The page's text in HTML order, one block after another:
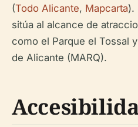
(Todo Alicante, Mapcarta).
sitúa al alcance de
como el Parque el Tossal
de Alicante (MARQ).